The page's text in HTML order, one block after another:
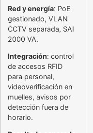
Red y energía: PoE
gestionado, VLAN
CCTV separada, SAI
2000 VA.
Integración: control
de accesos RFID
para personal,
videoverificación en
muelles, avisos por
detección fuera de
horario.